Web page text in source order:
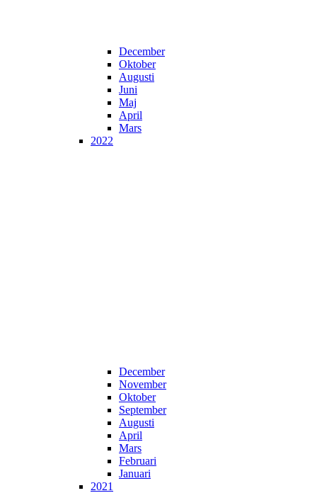
December
Oktober
Augusti
Juni
Maj
April
Mars
2022
December
November
Oktober
September
Augusti
April
Mars
Februari
Januari
2021